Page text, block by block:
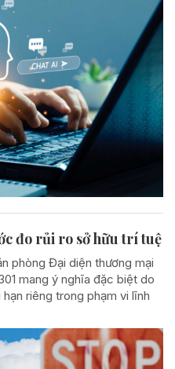
đo rủi ro sở hữu trí tuệ
phòng Đại diện thương mại
mang ý nghĩa đặc biệt do
riêng trong phạm vi lĩnh